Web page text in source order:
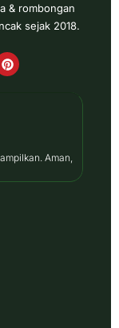
& rombongan
sejak 2018.
Aman,